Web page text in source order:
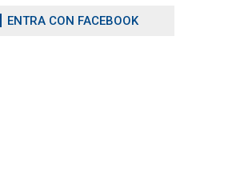
ENTRA CON FACEBOOK